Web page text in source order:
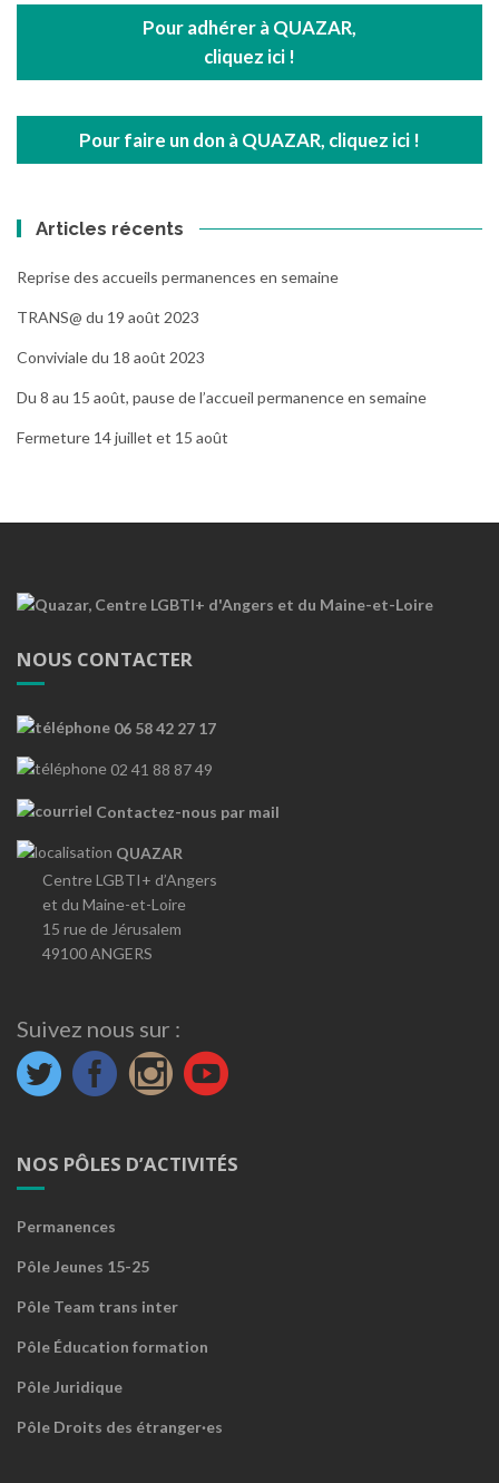
Pour adhérer à QUAZAR,
cliquez ici !
Pour faire un don à QUAZAR, cliquez ici !
Articles récents
Reprise des accueils permanences en semaine
TRANS@ du 19 août 2023
Conviviale du 18 août 2023
Du 8 au 15 août, pause de l’accueil permanence en semaine
Fermeture 14 juillet et 15 août
NOUS CONTACTER
06 58 42 27 17
02 41 88 87 49
Contactez-nous par mail
QUAZAR
Centre LGBTI+ d’Angers
et du Maine-et-Loire
15 rue de Jérusalem
49100 ANGERS
Suivez nous sur :
NOS PÔLES D’ACTIVITÉS
Permanences
Pôle Jeunes 15-25
Pôle Team trans inter
Pôle Éducation formation
Pôle Juridique
Pôle Droits des étranger·es